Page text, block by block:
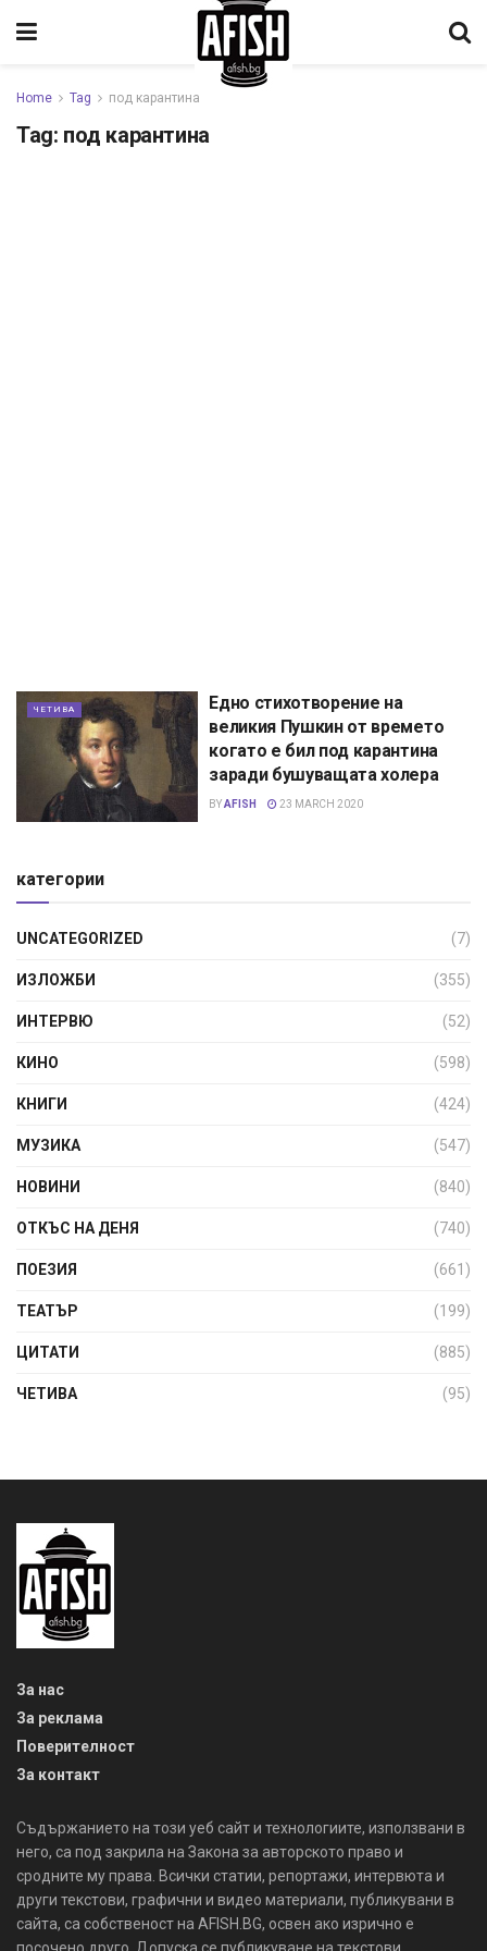
Home Tag под карантина
Tag: под карантина
ЧЕТИВА
Едно стихотворение на
великия Пушкин от времето
когато е бил под карантина
заради бушуващата холера
BYAFISH 23 MARCH 2020
категории
UNCATEGORIZED (7)
ИЗЛОЖБИ (355)
ИНТЕРВЮ (52)
КИНО (598)
КНИГИ (424)
МУЗИКА (547)
НОВИНИ (840)
ОТКЪС НА ДЕНЯ (740)
ПОЕЗИЯ (661)
ТЕАТЪР (199)
ЦИТАТИ (885)
ЧЕТИВА (95)
За нас
За реклама
Поверителност
За контакт
Съдържанието на този уеб сайт и технологиите, използвани в
него, са под закрила на Закона за авторското право и
сродните му права. Всички статии, репортажи, интервюта и
други текстови, графични и видео материали, публикувани в
сайта, са собственост на AFISH.BG, освен ако изрично е
посочено друго. Допуска се публикуване на текстови